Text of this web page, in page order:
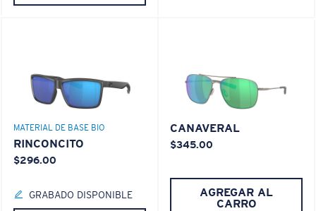
MATERIAL DE BASE BIO
RINCONCITO
$296.00
GRABADO DISPONIBLE
CANAVERAL
$345.00
AGREGAR AL
CARRO